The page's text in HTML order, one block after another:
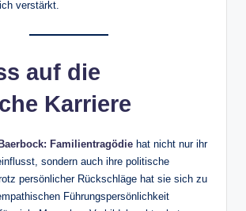
verstärkt.
auf die
Karriere
Familientragödie hat nicht nur ihr
sondern auch ihre politische
persönlicher Rückschläge hat sie sich zu
Führungspersönlichkeit